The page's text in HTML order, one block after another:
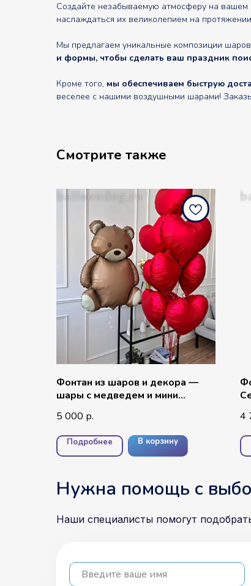
Создайте незабываемую атмосферу на
наслаждаться их великолепием на
Мы предлагаем уникальные композиции
и формы, чтобы сделать ваш праздник
Кроме того, мы обеспечиваем быструю
веселее с нашими воздушными шарами!
Смотрите также
balloondog.ru
Фонтан из шаров и декора —
шары с медведем и мини
5 000 р.
Подробнее В корзину
4
Наши специалисты помогут
Введите ваше имя
Нужна помощь с